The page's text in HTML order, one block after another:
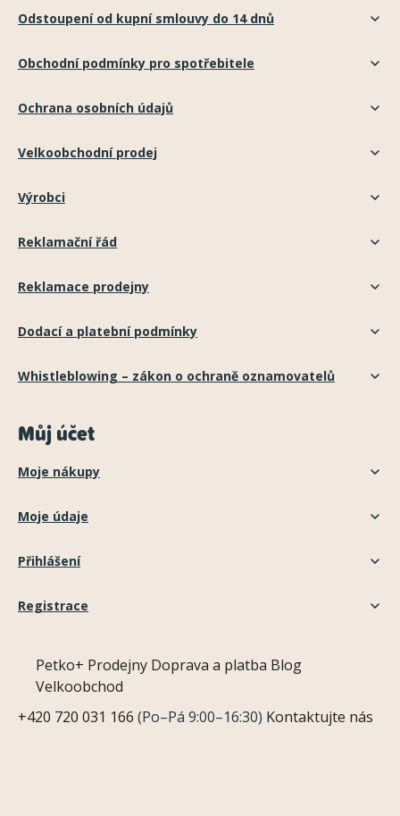
Odstoupení od kupní smlouvy do 14 dnů
Obchodní podmínky pro spotřebitele
Ochrana osobních údajů
Velkoobchodní prodej
Výrobci
Reklamační řád
Reklamace prodejny
Dodací a platební podmínky
Whistleblowing – zákon o ochraně oznamovatelů
Můj účet
Moje nákupy
Moje údaje
Přihlášení
Registrace
Petko+ Prodejny Doprava a platba Blog
Velkoobchod
+420 720 031 166 (Po–Pá 9:00–16:30) Kontaktujte nás